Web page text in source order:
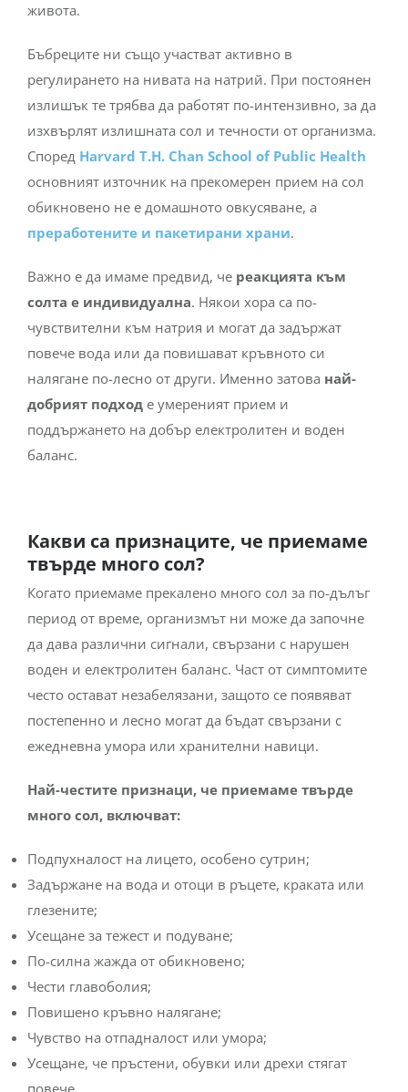
живота.
Бъбреците ни също участват активно в
регулирането на нивата на натрий. При постоянен
излишък те трябва да работят по-интензивно, за да
изхвърлят излишната сол и течности от организма.
Според Harvard T.H. Chan School of Public Health
основният източник на прекомерен прием на сол
обикновено не е домашното овкусяване, а
преработените и пакетирани храни.
Важно е да имаме предвид, че реакцията към
солта е индивидуална. Някои хора са по-
чувствителни към натрия и могат да задържат
повече вода или да повишават кръвното си
налягане по-лесно от други. Именно затова най-
добрият подходе умереният прием и
поддържането на добър електролитен и воден
баланс.
Какви са признаците, че приемаме
твърде много сол?
Когато приемаме прекалено много сол за по-дълъг
период от време, организмът ни може да започне
да дава различни сигнали, свързани с нарушен
воден и електролитен баланс. Част от симптомите
често остават незабелязани, защото се появяват
постепенно и лесно могат да бъдат свързани с
ежедневна умора или хранителни навици.
Най-честите признаци, че приемаме твърде
много сол, включват:
Подпухналост на лицето, особено сутрин;
Задържане на вода и отоци в ръцете, краката или
глезените;
Усещане за тежест и подуване;
По-силна жажда от обикновено;
Чести главоболия;
Повишено кръвно налягане;
Чувство на отпадналост или умора;
Усещане, че пръстени, обувки или дрехи стягат